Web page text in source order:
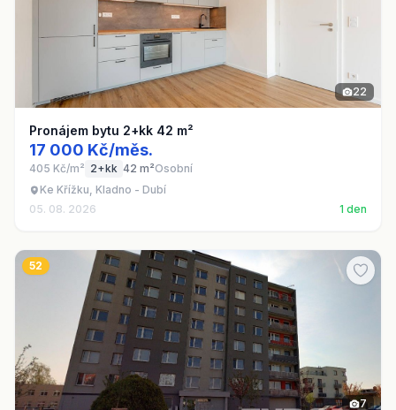
22
Pronájem bytu 2+kk 42 m²
17 000 Kč/měs.
405 Kč/m² 2+kk 42 m²Osobní
Ke Křížku, Kladno - Dubí
05. 08. 2026
1 den
52
7